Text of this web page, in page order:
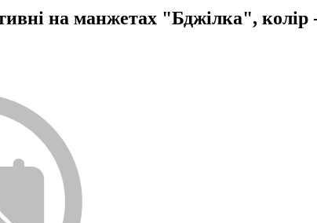
на манжетах "Бджілка", колір